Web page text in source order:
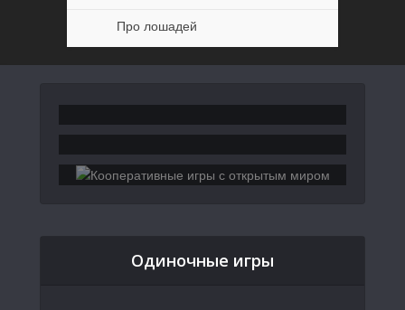
Про лошадей
Одиночные игры